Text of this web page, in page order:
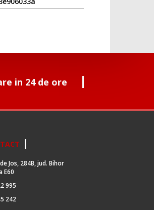
in 24 de ore
Jos, 284B, jud. Bihor
E60
995
242